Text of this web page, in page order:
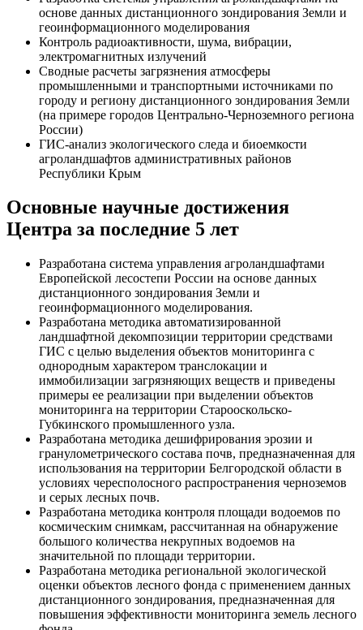
основе данных дистанционного зондирования Земли и
геоинформационного моделирования
Контроль радиоактивности, шума, вибрации,
электромагнитных излучений
Сводные расчеты загрязнения атмосферы
промышленными и транспортными источниками по
городу и региону дистанционного зондирования Земли
(на примере городов Центрально-Черноземного региона
России)
ГИС-анализ экологического следа и биоемкости
агроландшафтов административных районов
Республики Крым
Основные научные достижения
Центра за последние 5 лет
Разработана система управления агроландшафтами
Европейской лесостепи России на основе данных
дистанционного зондирования Земли и
геоинформационного моделирования.
Разработана методика автоматизированной
ландшафтной декомпозиции территории средствами
ГИС с целью выделения объектов мониторинга с
однородным характером транслокации и
иммобилизации загрязняющих веществ и приведены
примеры ее реализации при выделении объектов
мониторинга на территории Старооскольско-
Губкинского промышленного узла.
Разработана методика дешифрирования эрозии и
гранулометрического состава почв, предназначенная для
использования на территории Белгородской области в
условиях чересполосного распространения черноземов
и серых лесных почв.
Разработана методика контроля площади водоемов по
космическим снимкам, рассчитанная на обнаружение
большого количества некрупных водоемов на
значительной по площади территории.
Разработана методика региональной экологической
оценки объектов лесного фонда с применением данных
дистанционного зондирования, предназначенная для
повышения эффективности мониторинга земель лесного